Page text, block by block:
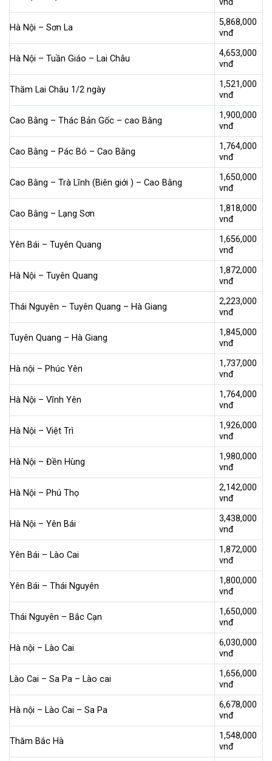
vnđ
Hà Nội – Sơn La
5,868,000
vnđ
Hà Nội – Tuần Giáo – Lai Châu
4,653,000
vnđ
Thăm Lai Châu 1/2 ngày
1,521,000
vnđ
Cao Bằng – Thác Bản Gốc – cao Bằng
1,900,000
vnđ
Cao Bằng – Pác Bó – Cao Bằng
1,764,000
vnđ
Cao Bằng – Trà Lĩnh (Biên giới ) – Cao Bằng
1,650,000
vnđ
Cao Bằng – Lạng Sơn
1,818,000
vnđ
Yên Bái – Tuyên Quang
1,656,000
vnđ
Hà Nội – Tuyên Quang
1,872,000
vnđ
Thái Nguyên – Tuyên Quang – Hà Giang
2,223,000
vnđ
Tuyên Quang – Hà Giang
1,845,000
vnđ
Hà nội – Phúc Yên
1,737,000
vnđ
Hà Nội – Vĩnh Yên
1,764,000
vnđ
Hà Nội – Việt Trì
1,926,000
vnđ
Hà Nội – Đền Hùng
1,980,000
vnđ
Hà Nội – Phú Thọ
2,142,000
vnđ
Hà Nội – Yên Bái
3,438,000
vnđ
Yên Bái – Lào Cai
1,872,000
vnđ
Yên Bái – Thái Nguyên
1,800,000
vnđ
Thái Nguyên – Bắc Cạn
1,650,000
vnđ
Hà nội – Lào Cai
6,030,000
vnđ
Lào Cai – Sa Pa – Lào cai
1,656,000
vnđ
Hà nội – Lào Cai – Sa Pa
6,678,000
vnđ
Thăm Bắc Hà
1,548,000
vnđ